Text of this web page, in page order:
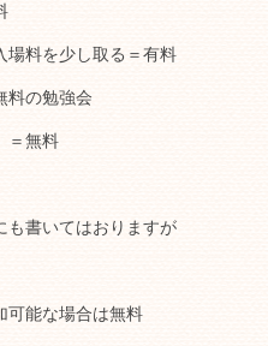
場料を少し取る＝有料
料の勉強会
＝無料
も書いてはおりますが
可能な場合は無料